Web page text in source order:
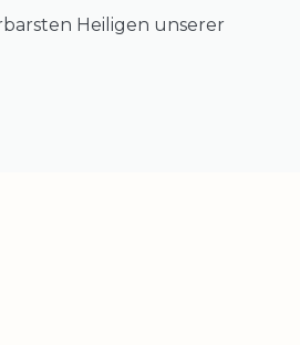
Heiligen unserer